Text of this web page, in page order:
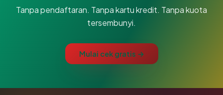
Tanpa pendaftaran. Tanpa kartu kredit. Tanpa kuota
tersembunyi.
Mulai cek gratis →